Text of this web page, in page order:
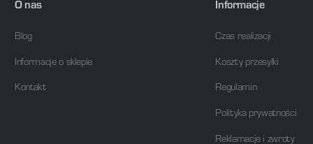
O nas
Blog
Informacje o sklepie
Kontakt
Informacje
Czas realizacji
Koszty przesyłki
Regulamin
Polityka prywatności
Reklamacje i zwroty